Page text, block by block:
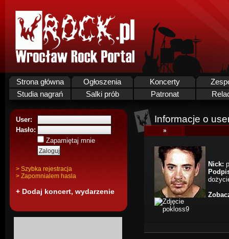
Strona główna Ogłoszenia Koncerty
Studia nagrań
Salki prób Patronat
User:
Hasło:
Zapamiętaj mnie
> Szybka rejestracja
> Zapomnialem hasla
+ Dodaj koncert, wydarzenie
Informacje o
»
Nick: